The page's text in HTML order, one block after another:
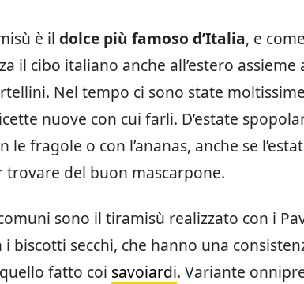
è il dolce più famoso d’Italia, e come
il cibo italiano anche all’estero assieme
Nel tempo ci sono state moltissime
nuove con cui farli. D’estate
fragole o con l’ananas, anche se
del buon mascarpone.
sono il tiramisù realizzato con i
biscotti secchi, che hanno una
fatto coi savoiardi. Variante